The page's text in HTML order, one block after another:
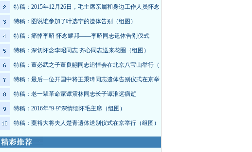
特稿：2015年12月26日，毛主席亲属和身边工作人员怀念
特稿：图说谁参加了叶选宁的遗体告别（组图）
特稿：痛悼李昭 怀念耀邦——李昭同志遗体告别仪式
特稿：深切怀念李昭同志 齐心同志送来花圈（组图）
特稿：董必武之子董良翮同志追悼会在北京八宝山举行（
特稿：最后一位开国中将王秉璋同志遗体告别仪式在京举
特稿：老一辈革命家谭震林同志长子谭淮远病逝
特稿：2016年“9·9”深情缅怀毛主席（组图）
特稿：粟裕大将夫人楚青遗体送别仪式在京举行（组图）